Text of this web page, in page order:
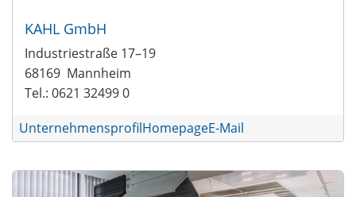
KAHL GmbH
Industriestraße 17–19
68169 Mannheim
Tel.: 0621 32499 0
UnternehmensprofilHomepageE-Mail